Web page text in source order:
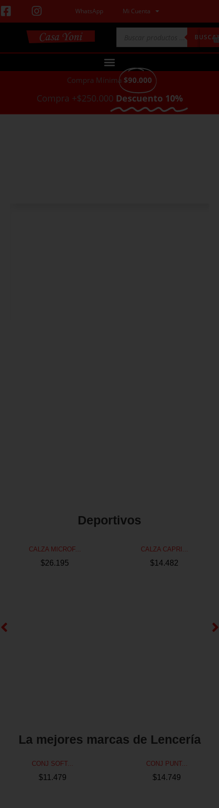
WhatsApp Mi Cuenta
Compra Mínima $90.000
Compra +$250.000 Descuento 10%
Deportivos
CALZA MICROF...
$26.195
CALZA CAPRI...
$14.482
La mejores marcas de Lencería
CONJ SOFT...
$11.479
CONJ PUNT...
$14.749